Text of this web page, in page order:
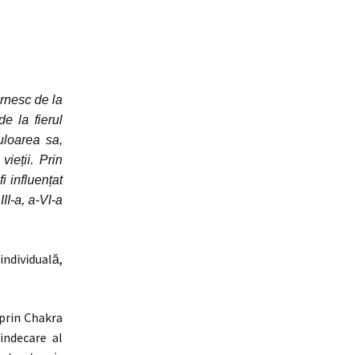
de la
la fierul
sa,
Prin
influențat
a, a-VI-a
Chakra
al